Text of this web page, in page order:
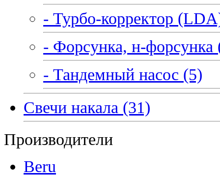
- Турбо-корректор
- Форсунка, н-форсунка
- Тандемный насос (5)
Свечи накала (31)
Производители
Beru